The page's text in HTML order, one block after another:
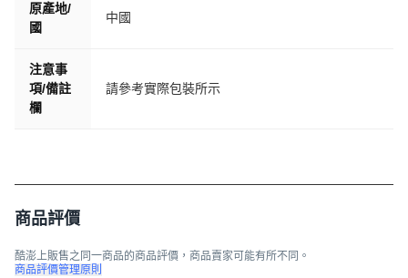
原產地/
國
中國
注意事
項/備註
欄
請參考實際包裝所示
商品評價
酷澎上販售之同一商品的商品評價，商品賣家可能有所不同。
商品評價管理原則